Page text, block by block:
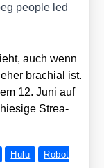
peo­p­le led
auch wenn
bra­chi­al ist.
12. Juni auf
Strea­
Hulu
Robot